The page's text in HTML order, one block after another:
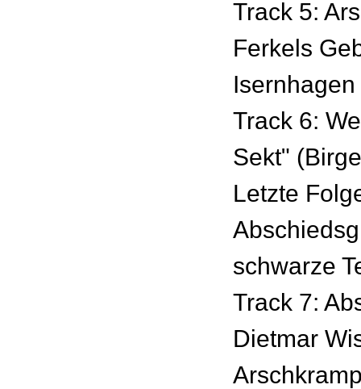
Track 5:
Ferkels
Track 6:
Sekt"
Letzte
schwarze
Track 7:
Dietmar